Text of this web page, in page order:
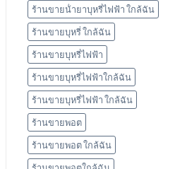
ร้านขายน้ํายาบุหรี่ไฟฟ้า ใกล้ฉัน
ร้านขายบุหรี่ ใกล้ฉัน
ร้านขายบุหรี่ไฟฟ้า
ร้านขายบุหรี่ไฟฟ้าใกล้ฉัน
ร้านขายบุหรี่ไฟฟ้า ใกล้ฉัน
ร้านขายพอต
ร้านขายพอต ใกล้ฉัน